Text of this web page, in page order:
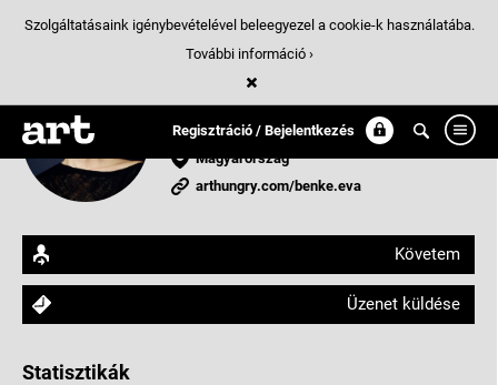
Regisztráció / Bejelentkezés
Benke Eva
Arculattervező/Webdesigner
Magyarország
arthungry.com/benke.eva
Követem
Üzenet küldése
Statisztikák
Szolgáltatásaink igénybevételével beleegyezel a cookie-k használatába.
További információ ›